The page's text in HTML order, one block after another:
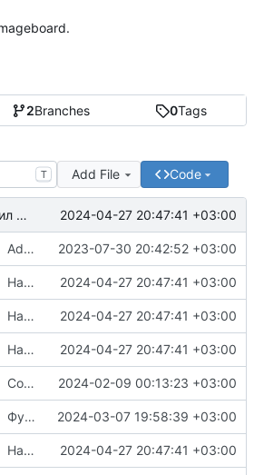
2Branches 0Tags
T Add File Code
Начат запил страницы отображающей пост 2024-04-27 20:47:41 +03:00
Adding files, u\'know 2023-07-30 20:42:52 +03:00
Начат запил страницы отображающей пост 2024-04-27 20:47:41 +03:00
Начат запил страницы отображающей пост 2024-04-27 20:47:41 +03:00
Начат запил страницы отображающей пост 2024-04-27 20:47:41 +03:00
Создание поста 2024-02-09 00:13:23 +03:00
Функция поиска по постам 2024-03-07 19:58:39 +03:00
Начат запил страницы отображающей пост 2024-04-27 20:47:41 +03:00